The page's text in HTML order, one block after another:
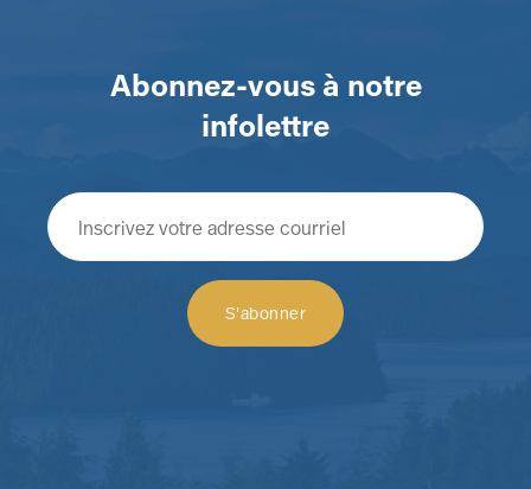
Abonnez-vous à notre
infolettre